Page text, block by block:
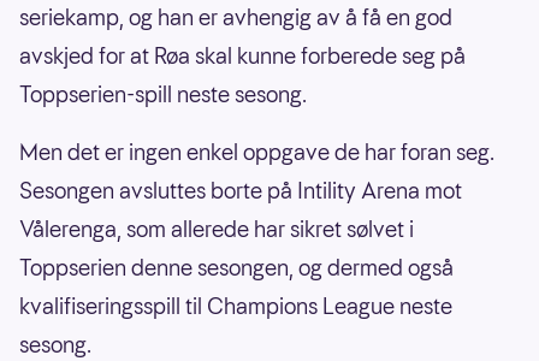
seriekamp, og han er avhengig av å få en god
avskjed for at Røa skal kunne forberede seg på
Toppserien-spill neste sesong.
Men det er ingen enkel oppgave de har foran seg.
Sesongen avsluttes borte på Intility Arena mot
Vålerenga, som allerede har sikret sølvet i
Toppserien denne sesongen, og dermed også
kvalifiseringsspill til Champions League neste
sesong.